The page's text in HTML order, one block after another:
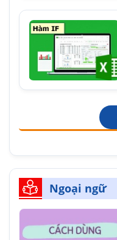
Ngoại ngữ